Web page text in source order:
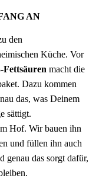
AN
den
Küche. Vor
Fettsäuren macht die
Dazu kommen
das, was Deinem
sättigt.
Hof. Wir bauen ihn
und füllen ihn auch
genau das sorgt dafür,